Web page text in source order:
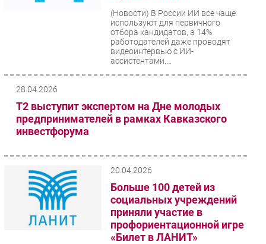
(Новости) В России ИИ все чаще
используют для первичного
отбора кандидатов, а 14%
работодателей даже проводят
видеоинтервью с ИИ-
ассистентами....
28.04.2026
T2 выступит экспертом на Дне молодых
предпринимателей в рамках Кавказского
инвестфорума
20.04.2026
Больше 100 детей из
социальных учреждений
приняли участие в
профориентационной игре
«Билет в ЛАНИТ»